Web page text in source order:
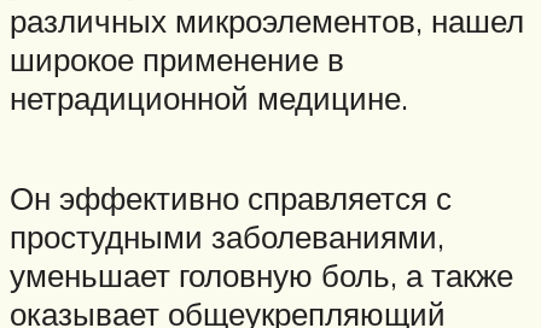
различных микроэлементов, нашел
широкое применение в
нетрадиционной медицине.
Он эффективно справляется с
простудными заболеваниями,
уменьшает головную боль, а также
оказывает общеукрепляющий